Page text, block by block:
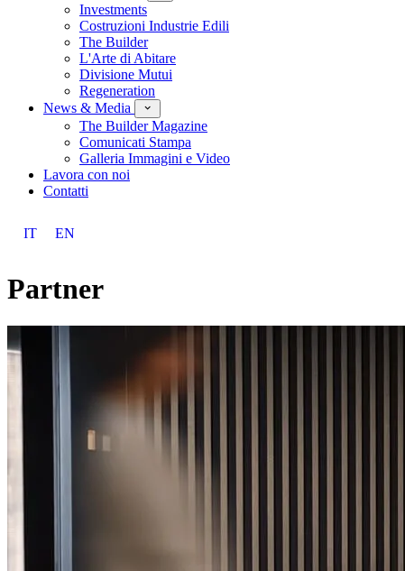
Investments
Costruzioni Industrie Edili
The Builder
L'Arte di Abitare
Divisione Mutui
Regeneration
News & Media
The Builder Magazine
Comunicati Stampa
Galleria Immagini e Video
Lavora con noi
Contatti
IT EN
Partner